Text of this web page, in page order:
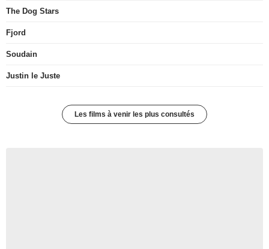
The Dog Stars
Fjord
Soudain
Justin le Juste
Les films à venir les plus consultés